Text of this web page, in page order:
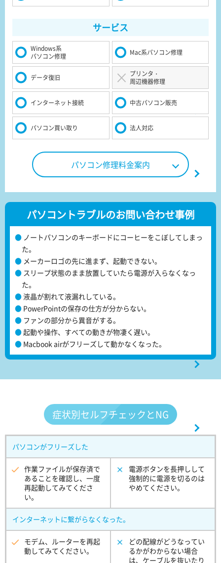
サービス
Windows系
パソコン修理
Mac系パソコン修理
データ復旧
プリンタ・
周辺機器修理
インターネット接続 中古パソコン販売
パソコン買い取り 法人対応
パソコン修理料金案内
パソコントラブルのお問い合わせ事例
ノートパソコンのキーボードにコーヒーをこぼしてしまっ
た。
メーカーロゴの先に進まず、起動できない。
スリープ状態のまま放置していたら電源が入らなくなっ
た。
液晶が割れて液漏れしている。
PowerPointの保存の仕方が分からない。
ファンの部分から異音がする。
起動や操作、すべての動きが物凄く遅い。
Macbook airがフリーズして動かなくなった。
症状別セルフチェックとNG
パソコンがフリーズした
作業ファイルが保存済で
あることを確認し、一度
再起動してみてくださ
い。
電源ボタンを長押しして
強制的に電源を切るのは
やめてください。
インターネットに繋がらなくなった。
モデム、ルーターを再起
動してみてください。
どの配線がどうなってい
るかがわからない場合
は、ケーブルを抜いたり